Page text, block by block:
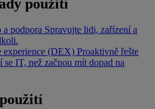
použití
podpora Spravujte lidi, zařízení a
experience (DEX) Proaktivně řešte
IT, než začnou mít dopad na